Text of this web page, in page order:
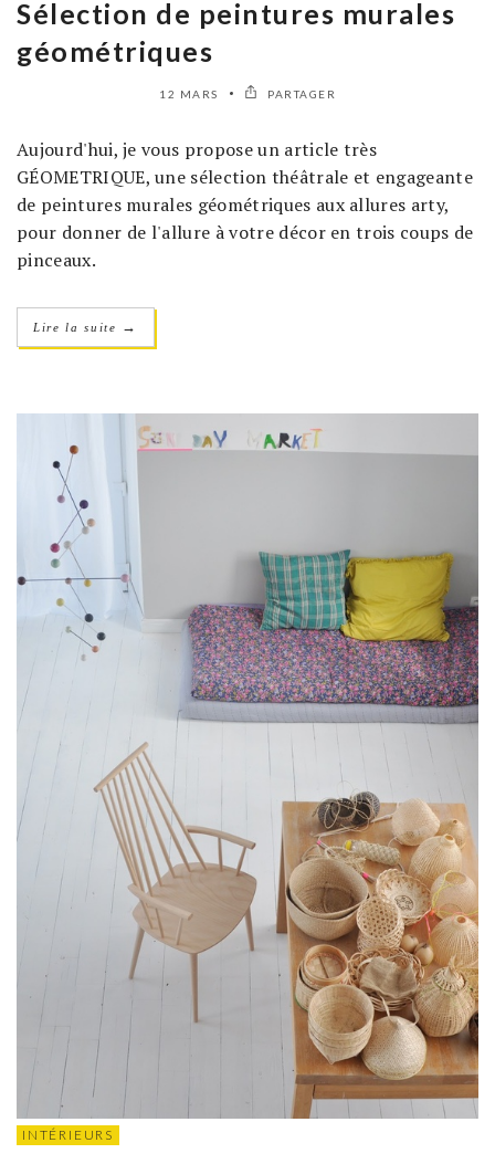
Sélection de peintures murales
géométriques
12 MARS PARTAGER
Aujourd'hui, je vous propose un article très
GÉOMETRIQUE, une sélection théâtrale et engageante
de peintures murales géométriques aux allures arty,
pour donner de l'allure à votre décor en trois coups de
pinceaux.
Lire la suite →
INTÉRIEURS